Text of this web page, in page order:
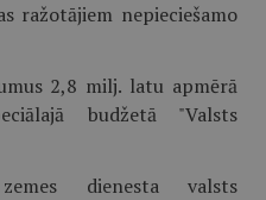
ražotājiem nepieciešamo
2,8 milj. latu apmērā
budžetā "Valsts
dienesta valsts